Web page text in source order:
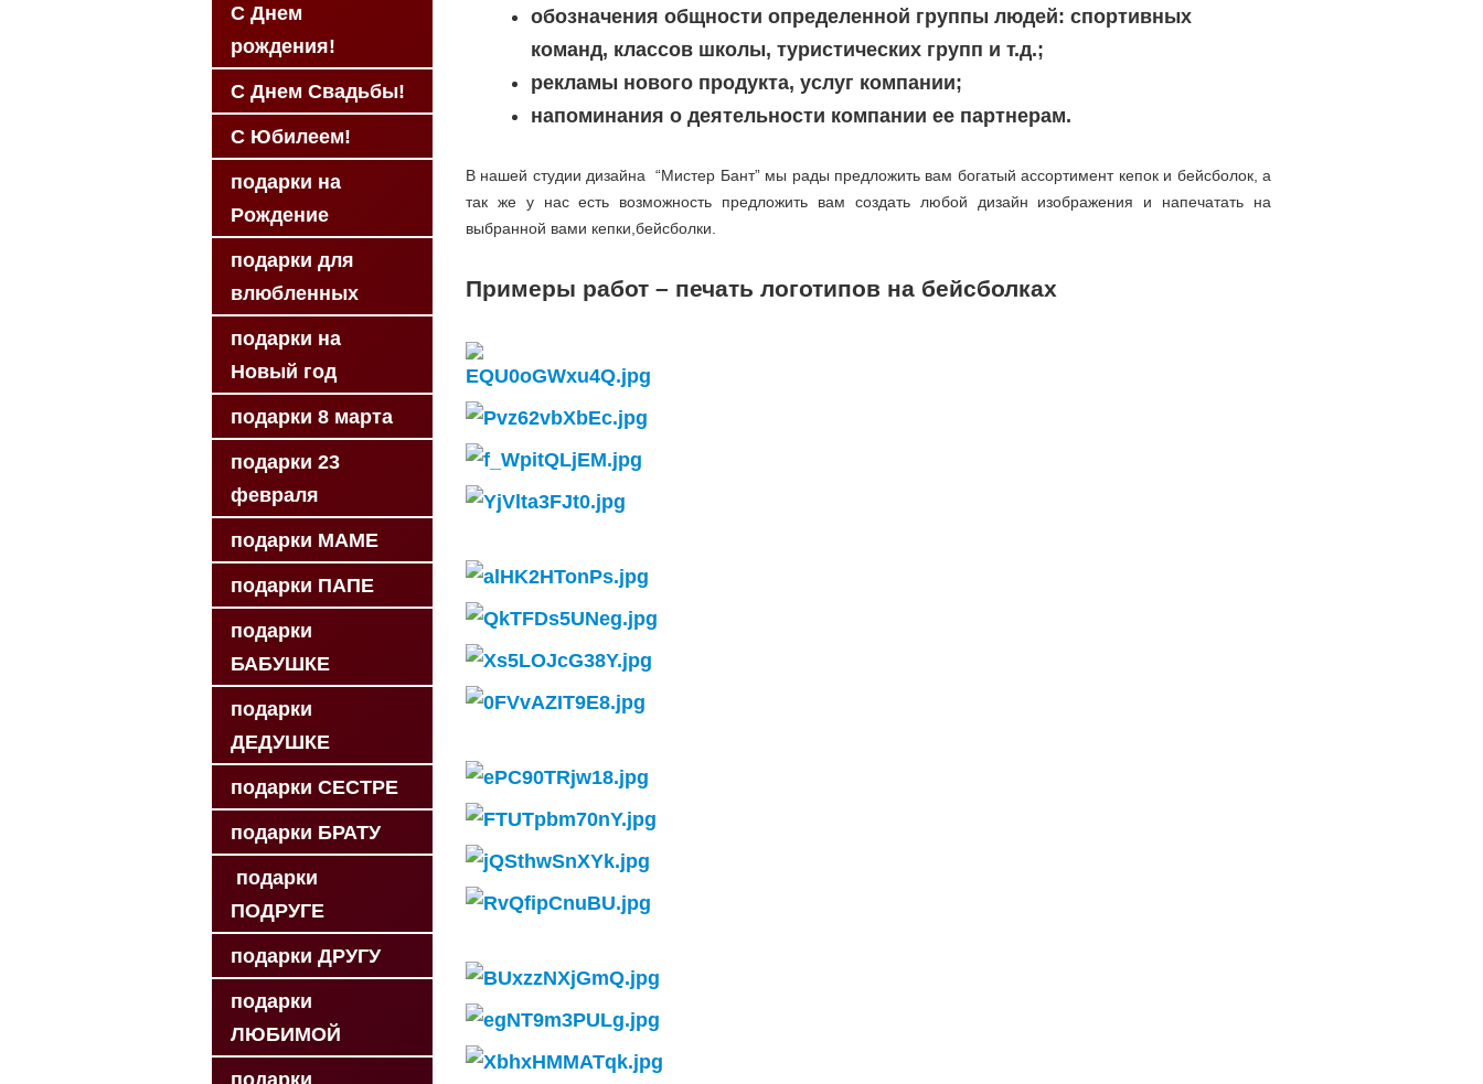
С Днем
рождения!
С Днем Свадьбы!
С Юбилеем!
подарки на
Рождение
подарки для
влюбленных
подарки на
Новый год
подарки 8 марта
подарки 23
февраля
подарки МАМЕ
подарки ПАПЕ
подарки
БАБУШКЕ
подарки
ДЕДУШКЕ
подарки СЕСТРЕ
подарки БРАТУ
подарки
ПОДРУГЕ
подарки ДРУГУ
подарки
ЛЮБИМОЙ
подарки
обозначения общности определенной группы людей: спортивных
команд, классов школы, туристических групп и т.д.;
рекламы нового продукта, услуг компании;
напоминания о деятельности компании ее партнерам.
В нашей студии дизайна “Мистер Бант” мы рады предложить вам богатый ассортимент кепок и бейсболок, а
так же у нас есть возможность предложить вам создать любой дизайн изображения и напечатать на
выбранной вами кепки,бейсболки.
Примеры работ – печать логотипов на бейсболках